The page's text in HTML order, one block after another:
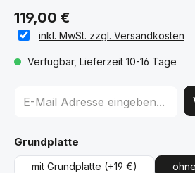
119,00 €
inkl. MwSt. zzgl. Versandkosten
Verfügbar, Lieferzeit 10-16 Tage
Grundplatte
mit Grundplatte (+19 €)